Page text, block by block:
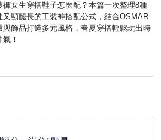
褲女生穿搭鞋子怎麼配？本篇一次整理8種
又顯腿長的工裝褲搭配公式，結合OSMAR
與飾品打造多元風格，春夏穿搭輕鬆玩出時
氣！